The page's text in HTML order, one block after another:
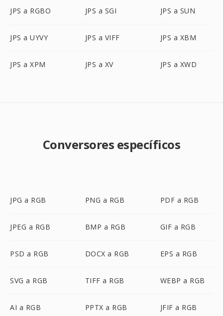
JPS a RGBO JPS a SGI JPS a SUN
JPS a UYVY JPS a VIFF JPS a XBM
JPS a XPM JPS a XV JPS a XWD
Conversores específicos
JPG a RGB PNG a RGB PDF a RGB
JPEG a RGB BMP a RGB GIF a RGB
PSD a RGB DOCX a RGB EPS a RGB
SVG a RGB TIFF a RGB WEBP a RGB
AI a RGB PPTX a RGB JFIF a RGB